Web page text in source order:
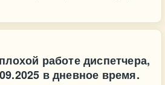
работе диспетчера,
в дневное время.